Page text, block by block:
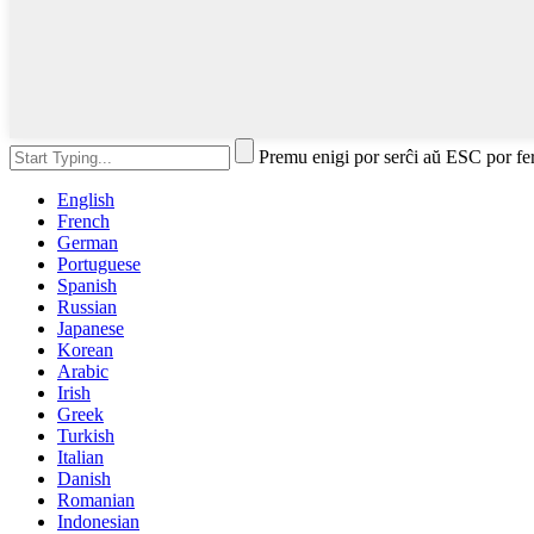
Premu enigi por serĉi aŭ ESC por
English
French
German
Portuguese
Spanish
Russian
Japanese
Korean
Arabic
Irish
Greek
Turkish
Italian
Danish
Romanian
Indonesian